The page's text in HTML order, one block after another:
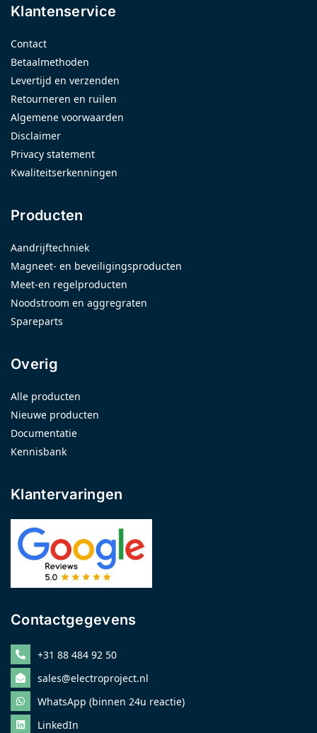
Klantenservice
Contact
Betaalmethoden
Levertijd en verzenden
Retourneren en ruilen
Algemene voorwaarden
Disclaimer
Privacy statement
Kwaliteitserkenningen
Producten
Aandrijftechniek
Magneet- en beveiligingsproducten
Meet-en regelproducten
Noodstroom en aggregraten
Spareparts
Overig
Alle producten
Nieuwe producten
Documentatie
Kennisbank
Klantervaringen
Contactgegevens
+31 88 484 92 50
sales@electroproject.nl
WhatsApp (binnen 24u reactie)
LinkedIn